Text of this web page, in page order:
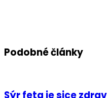
Podobné články